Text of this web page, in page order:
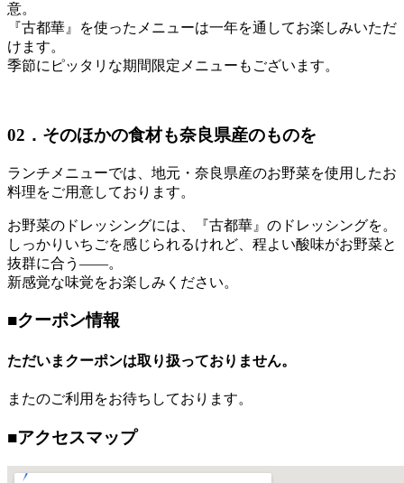
意。
『古都華』を使ったメニューは一年を通してお楽しみいただ
けます。
季節にピッタリな期間限定メニューもございます。
02．そのほかの食材も奈良県産のものを
ランチメニューでは、地元・奈良県産のお野菜を使用したお
料理をご用意しております。
お野菜のドレッシングには、『古都華』のドレッシングを。
しっかりいちごを感じられるけれど、程よい酸味がお野菜と
抜群に合う――。
新感覚な味覚をお楽しみください。
■クーポン情報
ただいまクーポンは取り扱っておりません。
またのご利用をお待ちしております。
■アクセスマップ